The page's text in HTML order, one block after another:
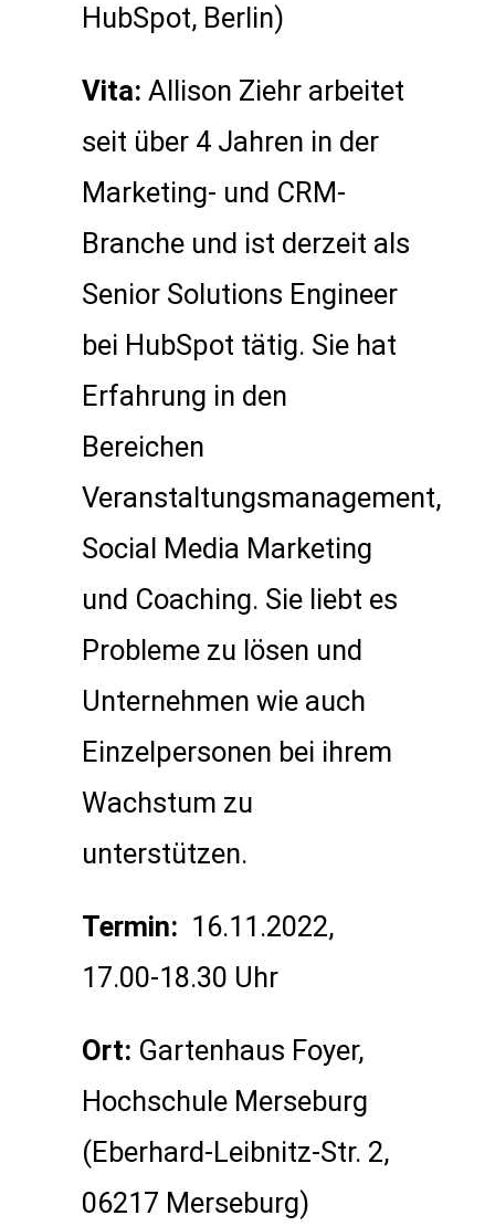
HubSpot, Berlin)
Vita: Allison Ziehr arbeitet
seit über 4 Jahren in der
Marketing- und CRM-
Branche und ist derzeit als
Senior Solutions Engineer
bei HubSpot tätig. Sie hat
Erfahrung in den
Bereichen
Veranstaltungsmanagement,
Social Media Marketing
und Coaching. Sie liebt es
Probleme zu lösen und
Unternehmen wie auch
Einzelpersonen bei ihrem
Wachstum zu
unterstützen.
Termin: 16.11.2022,
17.00-18.30 Uhr
Ort: Gartenhaus Foyer,
Hochschule Merseburg
(Eberhard-Leibnitz-Str. 2,
06217 Merseburg)